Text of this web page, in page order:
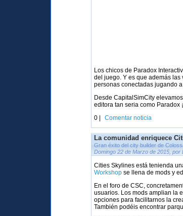
Los chicos de Paradox
del juego. Y es que además
personas conectadas jugando
Desde CapitalSimCity
editora tan seria como Paradox
0 |
Comentar noticia
La comunidad enriquece
Gran éxito del city builder de
Domingo 22 de Marzo de 2015, por
Cities Skylines está tenienda
Workshop se llena de mods y
En el foro de CSC,
usuarios. Los mods amplian la
opciones para facilitarnos la
También podéis encontrar